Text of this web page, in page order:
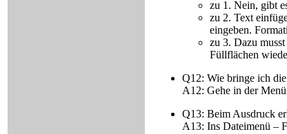
zu 1. Nein, gibt
zu 2. Text
eingeben.
zu 3. Dazu
Füllflächen
Q12: Wie bringe ich
A12: Gehe in der
Q13: Beim Ausdruck
A13: Ins Dateimenü –